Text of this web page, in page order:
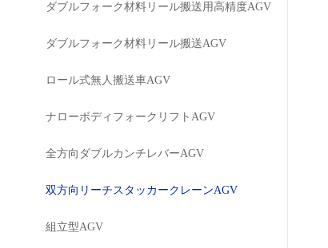
ダブルフォーク材料リール搬送用高精度AGV
ダブルフォーク材料リール搬送AGV
ロール式無人搬送車AGV
ナローボディフォークリフトAGV
全方向ダブルカンチレバーAGV
双方向リーチスタッカークレーンAGV
組立型AGV